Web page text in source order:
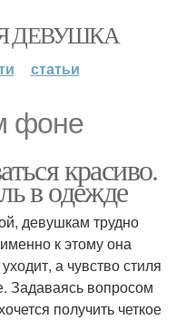
ДЕВУШКА
статьи
фоне
красиво.
в одежде
девушкам трудно
к этому она
а чувство стиля
Задаваясь вопросом
получить четкое